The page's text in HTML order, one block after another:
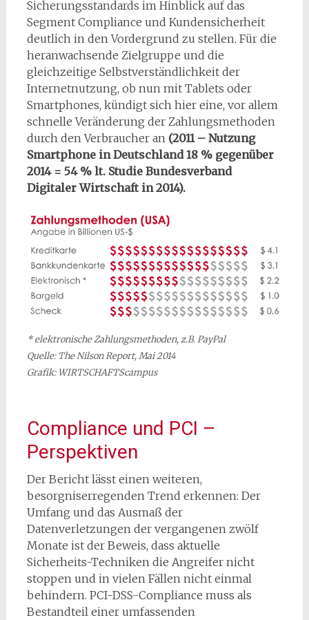
Sicherungsstandards im Hinblick auf das
Segment Compliance und Kundensicherheit
deutlich in den Vordergrund zu stellen. Für die
heranwachsende Zielgruppe und die
gleichzeitige Selbstverständlichkeit der
Internetnutzung, ob nun mit Tablets oder
Smartphones, kündigt sich hier eine, vor allem
schnelle Veränderung der Zahlungsmethoden
durch den Verbraucher an (2011 – Nutzung
Smartphone in Deutschland 18 % gegenüber
2014 = 54 % lt. Studie Bundesverband
Digitaler Wirtschaft in 2014).
* elektronische Zahlungsmethoden, z.B. PayPal
Quelle: The Nilson Report, Mai 2014
Grafik: WIRTSCHAFTScampus
Compliance und PCI –
Perspektiven
Der Bericht lässt einen weiteren,
besorgniserregenden Trend erkennen: Der
Umfang und das Ausmaß der
Datenverletzungen der vergangenen zwölf
Monate ist der Beweis, dass aktuelle
Sicherheits-Techniken die Angreifer nicht
stoppen und in vielen Fällen nicht einmal
behindern. PCI-DSS-Compliance muss als
Bestandteil einer umfassenden